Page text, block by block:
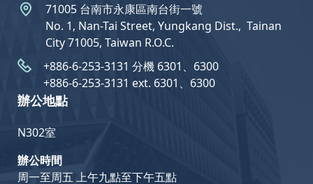
71005 台南市永康區南台街一號
No. 1, Nan-Tai Street, Yungkang Dist.,  Tainan
City 71005, Taiwan R.O.C.
+886-6-253-3131 分機 6301、6300
+886-6-253-3131 ext. 6301、6300
辦公地點
N302室
辦公時間
周一至周五 上午九點至下午五點